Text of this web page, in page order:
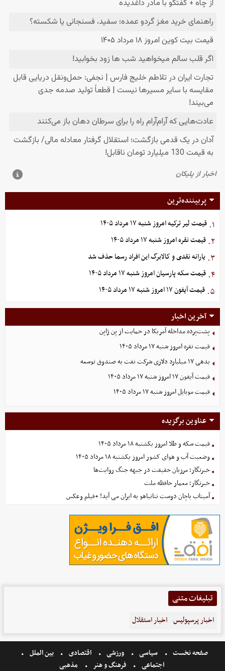
پربیننده‌ترین
۱. قیمت لیر ترکیه امروز شنبه ۱۷ مرداد ۱۴۰۵
۲. قیمت نقره امروز شنبه ۱۷ مرداد ۱۴۰۵
۳. یارانه نقدی و کالابرگ این افراد رسما حذف شد
۴. قیمت سکه پارسیان امروز شنبه ۱۷ مرداد ۱۴۰۵
۵. قیمت آیفون ۱۷ امروز شنبه ۱۷ مرداد ۱۴۰۵
آخرین اخبار
پشت‌پرده مداخله آمریکا در حمایت از یِن ژاپن
قیمت نقره امروز شنبه ۱۷ مرداد ۱۴۰۵
بدهی ١٧ میلیارد دلاری شرکت نفت به صندوق توسعه
قیمت آیفون ۱۷ امروز شنبه ۱۷ مرداد ۱۴۰۵
قیمت موبایل‌ امروز شنبه ۱۷ مرداد ۱۴۰۵
عناوین برگزیده
قیمت سکه و طلا امروز یکشنبه ۱۸ مرداد ۱۴۰۵
وضعیت آب و هوای کشور امروز یکشنبه ۱۸ مرداد ۱۴۰۵
خبرنگار؛ مرزبان حقیقت در جبهه جنگ روایت‌ها
خبرنگار؛ معمار حافظه ملت
آمیتاب باچان دوست نتانیاهو به ایران می آید! +فیلم وعکس
تبلیغات متنی
اخبار پرسپولیس اخبار استقلال
صفحه نخست سیاسی ورزشی اقتصادی
بین الملل
اجتماعی
فرهنگ و هنر مذهبی